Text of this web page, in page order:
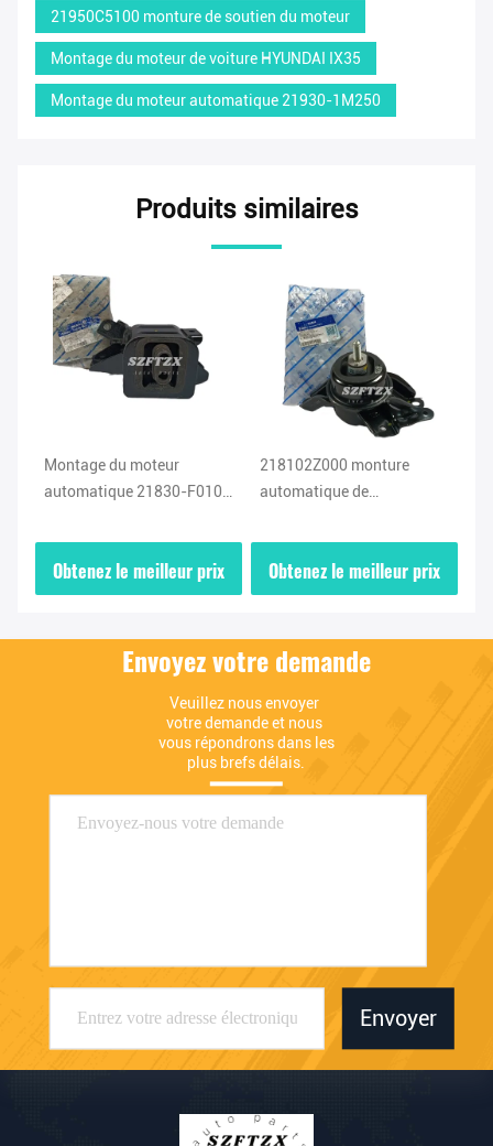
21950C5100 monture de soutien du moteur
Montage du moteur de voiture HYUNDAI IX35
Montage du moteur automatique 21930-1M250
Produits similaires
Montage du moteur
automatique 21830-F0100
transmission du moteur
gauche Pour HYUNDAI
Elantra 2017
Obtenez le meilleur prix
218102Z000 monture
automatique de
monture de moteur de
voiture pour HYUNDAI
Sonata IX35
Obtenez le meilleur prix
Envoyez votre demande
Veuillez nous envoyer
votre demande et nous
vous répondrons dans les
plus brefs délais.
Envoyer